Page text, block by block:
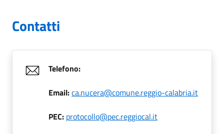
Contatti
Telefono:
Email:ca.nucera@comune.reggio-calabria.it
PEC: protocollo@pec.reggiocal.it